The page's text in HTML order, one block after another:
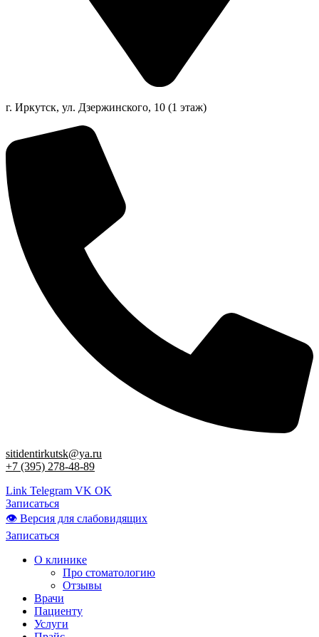
г. Иркутск, ул. Дзержинского, 10 (1 этаж)
sitidentirkutsk@ya.ru
+7 (395) 278-48-89
Link Telegram VK OK
Записаться
👁 Версия для слабовидящих
Записаться
О клинике
Про стоматологию
Отзывы
Врачи
Пациенту
Услуги